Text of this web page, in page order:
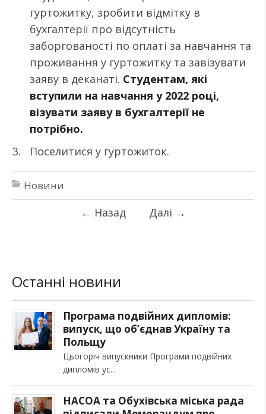
гуртожитку, зробити відмітку в
бухгалтерії про відсутність
заборгованості по оплаті за навчання та
проживання у гуртожитку та завізувати
заяву в деканаті. Студентам, які
вступили на навчання у 2022 році,
візувати заяву в бухгалтерії не
потрібно.
Поселитися у гуртожиток.
Новини
← Назад Далі →
Останні новини
Програма подвійних дипломів:
випуск, що об’єднав Україну та
Польщу
Цьогоріч випускники Програми подвійних
дипломів ус
НАСОА та Обухівська міська рада